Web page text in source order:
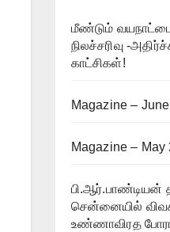
மீண்டும் வயநாட்டை
நிலச்சரிவு -
காட்சிகள்!
Magazine –
Magazine – May
பி.ஆர்.பாண்டியன்
சென்னையில்
உண்ணாவிரத